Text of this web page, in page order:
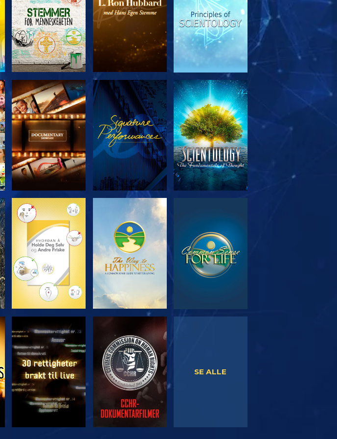
UTFORSK SERIEN UTFORSK SERIEN SE
UTFORSK SERIEN UTFORSK SERIEN
SE SE
SE ALLE